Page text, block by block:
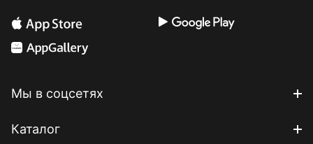
Мы в соцсетях
Каталог